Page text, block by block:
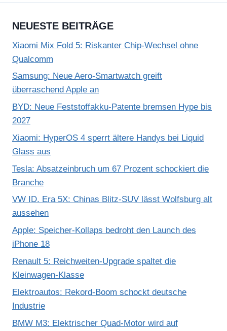
NEUESTE BEITRÄGE
Xiaomi Mix Fold 5: Riskanter Chip-Wechsel ohne
Qualcomm
Samsung: Neue Aero-Smartwatch greift
überraschend Apple an
BYD: Neue Feststoffakku-Patente bremsen Hype bis
2027
Xiaomi: HyperOS 4 sperrt ältere Handys bei Liquid
Glass aus
Tesla: Absatzeinbruch um 67 Prozent schockiert die
Branche
VW ID. Era 5X: Chinas Blitz-SUV lässt Wolfsburg alt
aussehen
Apple: Speicher-Kollaps bedroht den Launch des
iPhone 18
Renault 5: Reichweiten-Upgrade spaltet die
Kleinwagen-Klasse
Elektroautos: Rekord-Boom schockt deutsche
Industrie
BMW M3: Elektrischer Quad-Motor wird auf